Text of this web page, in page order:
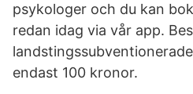
psykologer och du kan
redan idag via vår app.
endast 100 kronor.